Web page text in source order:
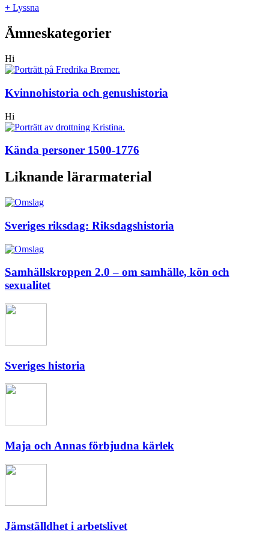
+ Lyssna
Ämneskategorier
Hi
Kvinnohistoria och genushistoria
Hi
Kända personer 1500-1776
Liknande lärarmaterial
Sveriges riksdag: Riksdagshistoria
Samhällskroppen 2.0 – om samhälle, kön och
sexualitet
Sveriges historia
Maja och Annas förbjudna kärlek
Jämställdhet i arbetslivet